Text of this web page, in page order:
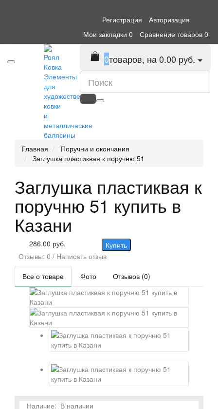
Регистрация
Авторизация
Мои закладки 0 Сравнение товаров 0
Элементы
для
художественной
ковки
и
металлические
балясины
0товаров, на 0.00 руб.
Главная
Поручни и окончания
Заглушка пластиквая к поручню 51
Заглушка пластиквая к
поручню 51 купить в
Казани
286.00 руб.
Купить
Отзывы: 0 / Написать отзыв
Все о товаре Фото Отзывов (0)
Наличие: В наличии